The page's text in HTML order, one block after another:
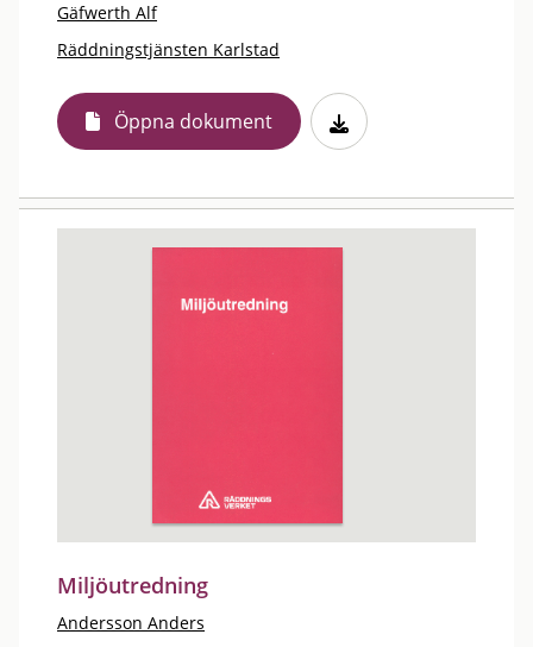
Gäfwerth Alf
Räddningstjänsten Karlstad
Öppna dokument
Miljöutredning
Andersson Anders